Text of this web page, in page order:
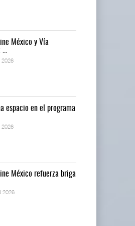
ramal
ferroviario ...
México y Vía
...
2026
espacio en el programa
2026
México refuerza briga
2026